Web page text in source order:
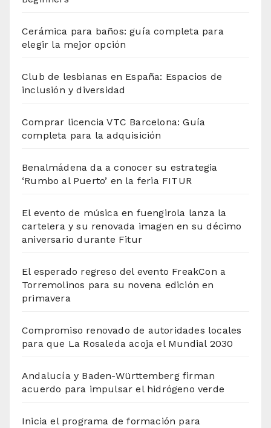
Cerámica para baños: guía completa para
elegir la mejor opción
Club de lesbianas en España: Espacios de
inclusión y diversidad
Comprar licencia VTC Barcelona: Guía
completa para la adquisición
Benalmádena da a conocer su estrategia
‘Rumbo al Puerto’ en la feria FITUR
El evento de música en fuengirola lanza la
cartelera y su renovada imagen en su décimo
aniversario durante Fitur
El esperado regreso del evento FreakCon a
Torremolinos para su novena edición en
primavera
Compromiso renovado de autoridades locales
para que La Rosaleda acoja el Mundial 2030
Andalucía y Baden-Württemberg firman
acuerdo para impulsar el hidrógeno verde
Inicia el programa de formación para